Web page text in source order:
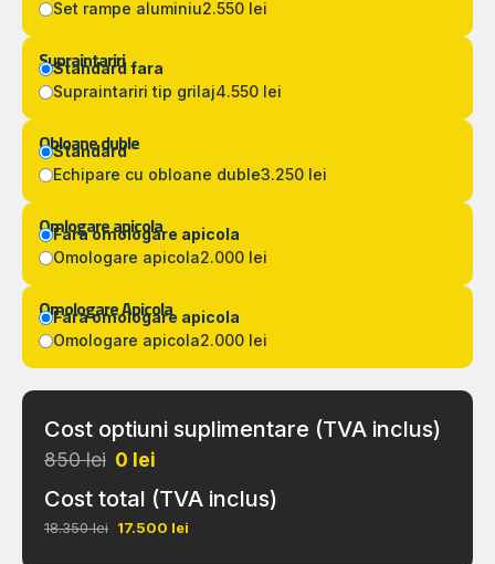
Set rampe aluminiu2.550 lei
Supraintariri
Standard fara
Supraintariri tip grilaj4.550 lei
Obloane duble
Standard
Echipare cu obloane duble3.250 lei
Omlogare apicola
Fara omologare apicola
Omologare apicola2.000 lei
Omologare Apicola
Fara omologare apicola
Omologare apicola2.000 lei
Cost optiuni suplimentare (TVA inclus)
850 lei 0 lei
Cost total (TVA inclus)
18.350 lei 17.500 lei